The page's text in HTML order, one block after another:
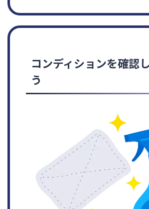
コンディションを確認
う